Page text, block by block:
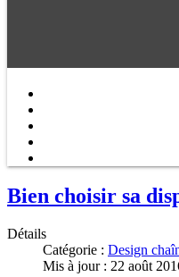
Bien choisir sa
Détails
Catégorie : Design
Mis à jour : 22 août